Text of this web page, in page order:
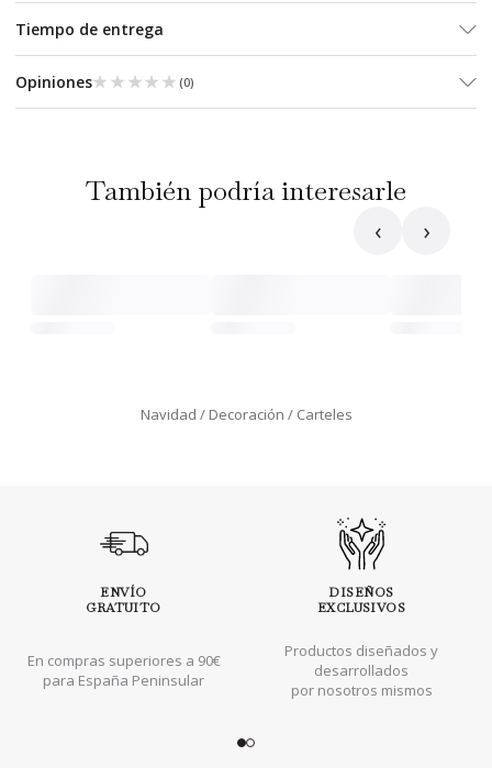
Tiempo de entrega
Opiniones★★★★★
★★★★★ (0)
También podría interesarle
‹ ›
Navidad Decoración Carteles
ENVÍO
GRATUITO
En compras superiores a 90€
para España Peninsular
DISEÑOS
EXCLUSIVOS
Productos diseñados y
desarrollados
por nosotros mismos